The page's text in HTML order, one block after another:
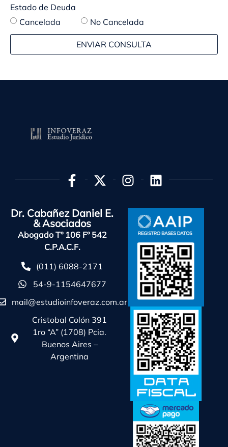
Estado de Deuda
Cancelada
No Cancelada
ENVIAR CONSULTA
Dr. Cabañez Daniel E.
& Asociados
Abogado Tº 106 Fº 542
C.P.A.C.F.
(011) 6088-2171
54-9-1154647677
mail@estudioinfoveraz.com.ar
Cristobal Colón 391
1ro “A” (1708) Pcia.
Buenos Aires –
Argentina